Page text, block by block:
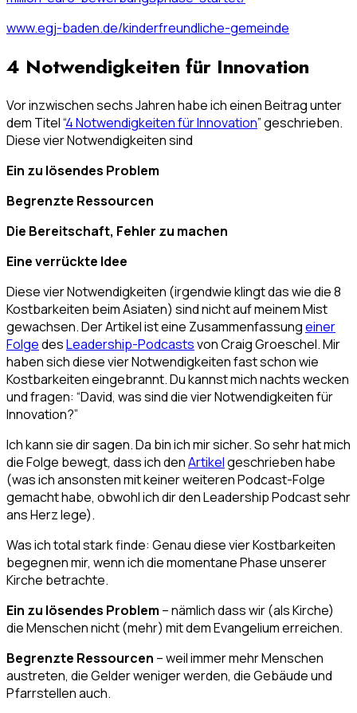
www.egj-baden.de/kinderfreundliche-gemeinde
4 Notwendigkeiten für Innovation
Vor inzwischen sechs Jahren habe ich einen Beitrag unter
dem Titel “4 Notwendigkeiten für Innovation” geschrieben.
Diese vier Notwendigkeiten sind
Ein zu lösendes Problem
Begrenzte Ressourcen
Die Bereitschaft, Fehler zu machen
Eine verrückte Idee
Diese vier Notwendigkeiten (irgendwie klingt das wie die 8
Kostbarkeiten beim Asiaten) sind nicht auf meinem Mist
gewachsen. Der Artikel ist eine Zusammenfassungeiner
FolgedesLeadership-Podcastsvon Craig Groeschel. Mir
haben sich diese vier Notwendigkeiten fast schon wie
Kostbarkeiten eingebrannt. Du kannst mich nachts wecken
und fragen: “David, was sind die vier Notwendigkeiten für
Innovation?”
Ich kann sie dir sagen. Da bin ich mir sicher. So sehr hat mich
die Folge bewegt, dass ich denArtikelgeschrieben habe
(was ich ansonsten mit keiner weiteren Podcast-Folge
gemacht habe, obwohl ich dir den Leadership Podcast sehr
ans Herz lege).
Was ich total stark finde: Genau diese vier Kostbarkeiten
begegnen mir, wenn ich die momentane Phase unserer
Kirche betrachte.
Ein zu lösendes Problem – nämlich dass wir (als Kirche)
die Menschen nicht (mehr) mit dem Evangelium erreichen.
Begrenzte Ressourcen – weil immer mehr Menschen
austreten, die Gelder weniger werden, die Gebäude und
Pfarrstellen auch.